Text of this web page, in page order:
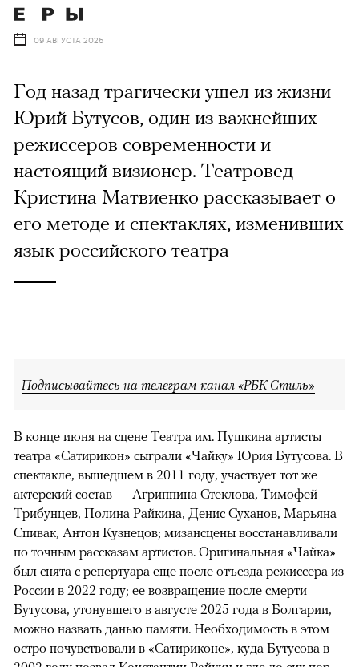
09 АВГУСТА 2026
Год назад трагически ушел из жизни
Юрий Бутусов, один из важнейших
режиссеров современности и
настоящий визионер. Театровед
Кристина Матвиенко рассказывает о
его методе и спектаклях, изменивших
язык российского театра
Подписывайтесь на телеграм-канал «РБК Стиль»
В конце июня на сцене Театра им. Пушкина артисты
театра «Сатирикон» сыграли «Чайку» Юрия Бутусова. В
спектакле, вышедшем в 2011 году, участвует тот же
актерский состав — Агриппина Стеклова, Тимофей
Трибунцев, Полина Райкина, Денис Суханов, Марьяна
Спивак, Антон Кузнецов; мизансцены восстанавливали
по точным рассказам артистов. Оригинальная «Чайка»
был снята с репертуара еще после отъезда режиссера из
России в 2022 году; ее возвращение после смерти
Бутусова, утонувшего в августе 2025 года в Болгарии,
можно назвать данью памяти. Необходимость в этом
остро почувствовали в «Сатириконе», куда Бутусова в